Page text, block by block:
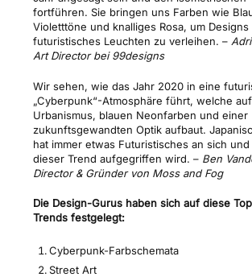
fortführen. Sie bringen uns Farben wie
Violetttöne und knalliges Rosa, um Designs
futuristisches Leuchten zu verleihen. –
Art Director bei 99designs
Wir sehen, wie das Jahr 2020 in eine
„Cyberpunk“-Atmosphäre führt, welche
Urbanismus, blauen Neonfarben und einer
zukunftsgewandten Optik aufbaut.
hat immer etwas Futuristisches an sich
dieser Trend aufgegriffen wird. – Ben
Director & Gründer von Moss and Fog
Die Design-Gurus haben sich auf diese
Trends festgelegt:
Cyberpunk-Farbschemata
Street Art